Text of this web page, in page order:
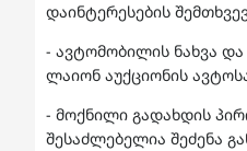
დაინტერესების
- ავტომობილის ნახვა და
ლაიონ აუქციონის
- მოქნილი გადახდის
შესაძლებელია შეძენა